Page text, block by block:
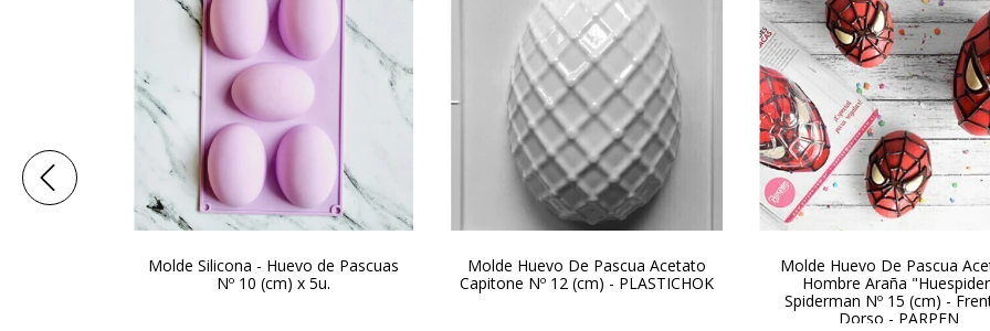
Molde Silicona - Huevo de Pascuas
Nº 10 (cm) x 5u.
Molde Huevo De Pascua Acetato
Capitone Nº 12 (cm) - PLASTICHOK
Molde Huevo De Pascua
Hombre Araña
Spiderman Nº 15 (cm) -
Dorso - PARPEN